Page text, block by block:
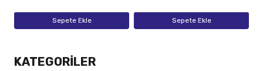
Sepete Ekle Sepete Ekle
KATEGORILER